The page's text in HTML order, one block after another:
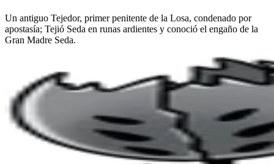
Un antiguo Tejedor, primer penitente de la Losa, condenado por
apostasía; Tejió Seda en runas ardientes y conoció el engaño de la
Gran Madre Seda.